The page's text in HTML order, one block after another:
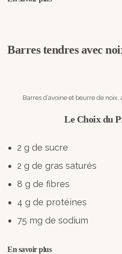
Barres tendres avec
Barres d’avoine et beurre de
Le Choix du
2 g de sucre
2 g de gras saturés
8 g de fibres
4 g de protéines
75 mg de sodium
En savoir plus